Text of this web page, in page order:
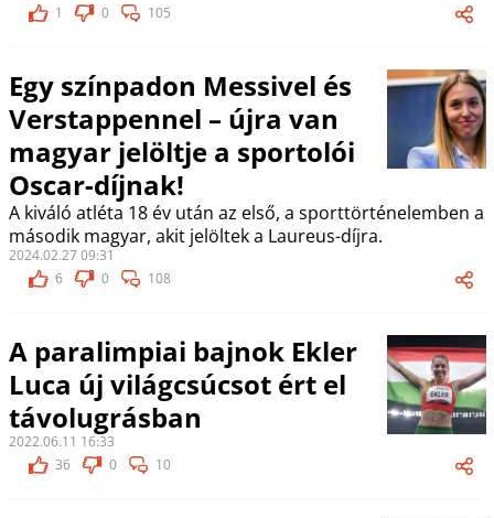
1
0 105
Egy színpadon Messivel és
Verstappennel – újra van
magyar jelöltje a sportolói
Oscar-díjnak!
A kiváló atléta 18 év után az első, a sporttörténelemben a
második magyar, akit jelöltek a Laureus-díjra.
2024.02.27 09:31
6
0 108
A paralimpiai bajnok Ekler
Luca új világcsúcsot ért el
távolugrásban
2022.06.11 16:33
36
0 10